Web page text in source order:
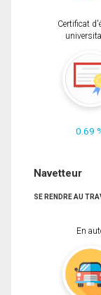
Certificat
0.69
Navetteur
SE RENDRE AU
En